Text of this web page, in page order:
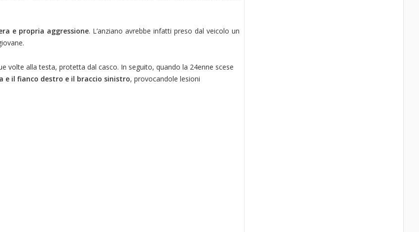
e propria aggressione. L’anziano avrebbe infatti preso dal veicolo un
volte alla testa, protetta dal casco. In seguito, quando la 24enne scese
il fianco destro e il braccio sinistro, provocandole lesioni